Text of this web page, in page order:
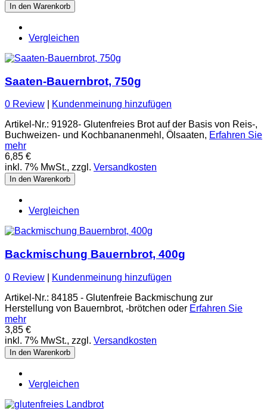
In den Warenkorb
Vergleichen
Saaten-Bauernbrot, 750g
0 Review
Kundenmeinung hinzufügen
Artikel-Nr.: 91928- Glutenfreies Brot auf der Basis von Reis-,
Buchweizen- und Kochbananenmehl, Ölsaaten, Erfahren Sie
mehr
6,85 €
inkl. 7% MwSt., zzgl. Versandkosten
In den Warenkorb
Vergleichen
Backmischung Bauernbrot, 400g
0 Review
Kundenmeinung hinzufügen
Artikel-Nr.: 84185 - Glutenfreie Backmischung zur
Herstellung von Bauernbrot, -brötchen oder Erfahren Sie
mehr
3,85 €
inkl. 7% MwSt., zzgl. Versandkosten
In den Warenkorb
Vergleichen